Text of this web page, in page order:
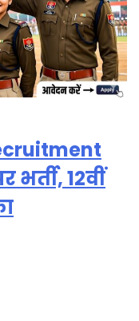
भर्ती, 12वीं